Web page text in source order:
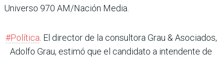
Universo 970 AM/Nación Media.
#Política . El director de la consultora Grau & Asociados,
Adolfo Grau, estimó que el candidato a intendente de